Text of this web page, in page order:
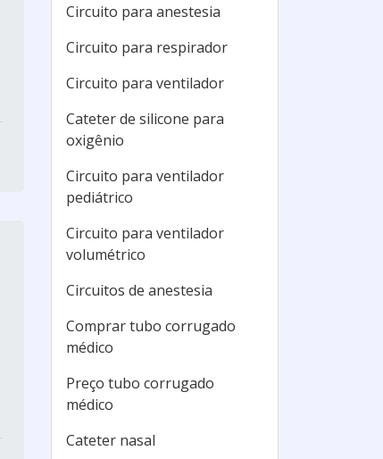
Circuito para anestesia
Circuito para respirador
Circuito para ventilador
Cateter de silicone para
oxigênio
Circuito para ventilador
pediátrico
Circuito para ventilador
volumétrico
Circuitos de anestesia
Comprar tubo corrugado
médico
Preço tubo corrugado
médico
Cateter nasal